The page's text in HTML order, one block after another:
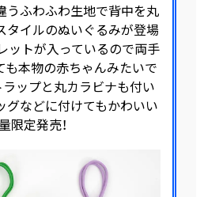
うふわふわ生地で背中を丸
タイルのぬいぐるみが登場
ットが入っているので両手
も本物の赤ちゃんみたいで
ラップと丸カラビナも付い
グなどに付けてもかわいい
限定発売！